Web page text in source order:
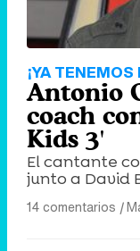
¡YA TENEMOS
Antonio
coach
Kids 3'
El cantante
junto a David
14 comentarios |